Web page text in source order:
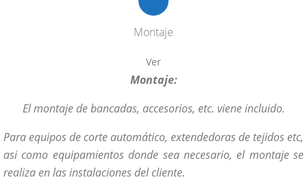
Montaje
Ver
Montaje:
El montaje de bancadas, accesorios, etc. viene incluido.
Para equipos de corte automático, extendedoras de tejidos etc,
asi como equipamientos donde sea necesario, el montaje se
realiza en las instalaciones del cliente.